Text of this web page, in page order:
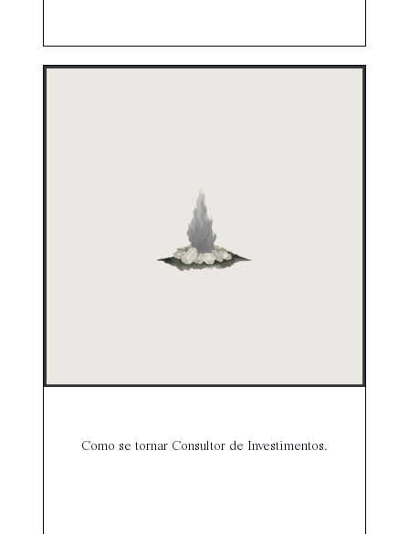
Como se tornar Consultor de Investimentos.